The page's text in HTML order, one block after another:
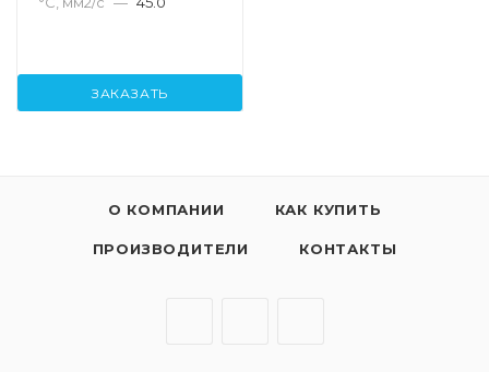
ЗАКАЗАТЬ
О КОМПАНИИ КАК КУПИТЬ
ПРОИЗВОДИТЕЛИ КОНТАКТЫ